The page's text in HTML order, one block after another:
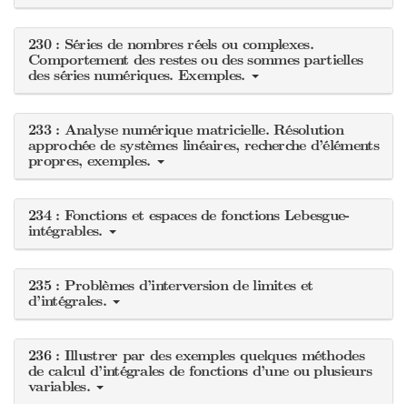
230 : Séries de nombres réels ou complexes.
Comportement des restes ou des sommes partielles
des séries numériques. Exemples.
233 : Analyse numérique matricielle. Résolution
approchée de systèmes linéaires, recherche d’éléments
propres, exemples.
234 : Fonctions et espaces de fonctions Lebesgue-
intégrables.
235 : Problèmes d’interversion de limites et
d’intégrales.
236 : Illustrer par des exemples quelques méthodes
de calcul d’intégrales de fonctions d’une ou plusieurs
variables.